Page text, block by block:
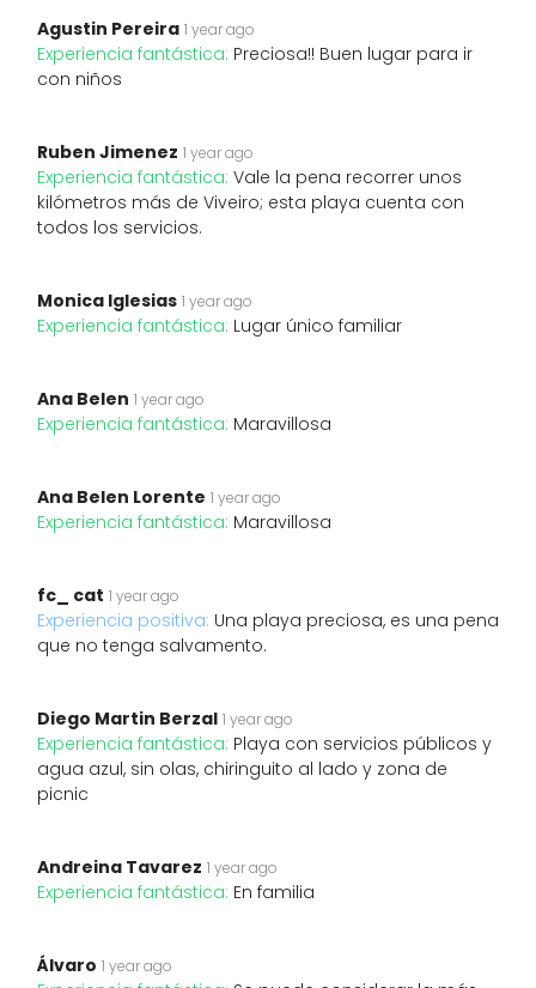
Agustin Pereira 1 year ago
Experiencia fantástica: Preciosa!! Buen lugar para ir
con niños
Ruben Jimenez 1 year ago
Experiencia fantástica: Vale la pena recorrer unos
kilómetros más de Viveiro; esta playa cuenta con
todos los servicios.
Monica Iglesias 1 year ago
Experiencia fantástica: Lugar único familiar
Ana Belen 1 year ago
Experiencia fantástica: Maravillosa
Ana Belen Lorente 1 year ago
Experiencia fantástica: Maravillosa
fc_ cat 1 year ago
Experiencia positiva: Una playa preciosa, es una pena
que no tenga salvamento.
Diego Martin Berzal 1 year ago
Experiencia fantástica: Playa con servicios públicos y
agua azul, sin olas, chiringuito al lado y zona de
picnic
Andreina Tavarez 1 year ago
Experiencia fantástica: En familia
Álvaro 1 year ago